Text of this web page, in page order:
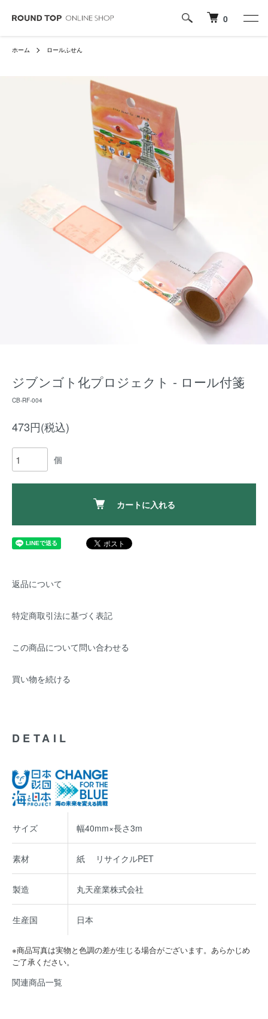
0
ホーム ロールふせん
ジブンゴト化プロジェクト - ロール付箋
CB-RF-004
473円(税込)
個
カートに入れる
返品について
特定商取引法に基づく表記
この商品について問い合わせる
買い物を続ける
DETAIL
サイズ 幅40mm×長さ3m
素材 紙 リサイクルPET
製造 丸天産業株式会社
生産国 日本
※商品写真は実物と色調の差が生じる場合がございます。あらかじめ
ご了承ください。
関連商品一覧